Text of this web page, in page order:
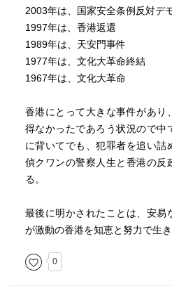
2003年は、国家安全条例反対デ
1997年は、香港返還
1989年は、天安門事件
1977年は、文化大革命終結
1967年は、文化大革命
香港にとって大きな事件があり
得なかったであろう状況ので中
に背いてでも、犯罪者を追い詰
偵クワンの警察人生と香港の反
る。
最後に明かされたことは、安易
が激動の香港を知恵と努力で生
0